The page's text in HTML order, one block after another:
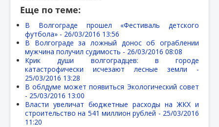
Еще по теме:
В Волгограде прошел «Фестиваль детского
футбола» - 26/03/2016 13:56
В Волгограде за ложный донос об ограблении
мужчина получил судимость - 26/03/2016 08:08
Крик души волгоградцев: в городе
катастрофически исчезают лесные земли -
25/03/2016 13:28
В облдуме может появиться Экологический совет
- 25/03/2016 13:00
Власти увеличат бюджетные расходы на ЖКХ и
строительство на 541 миллион рублей - 25/03/2016
11:20